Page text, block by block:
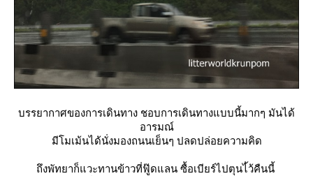
บรรยากาศของการเดินทาง ชอบการเดินทางแบบนี้มากๆ มันได้
อารมณ์
มีโมเม้นได้นั่งมองถนนเย็นๆ ปลดปล่อยความคิด
ถึงพัทยาก็แวะทานข้าวที่ฟู๊ดแลน ซื้อเบียร์ไปตุนไ้ว้คืนนี้